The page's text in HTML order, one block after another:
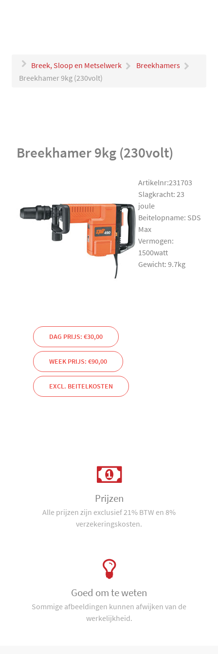
Breek, Sloop en Metselwerk
Breekhamers
Breekhamer 9kg (230volt)
Breekhamer 9kg (230volt)
Artikelnr:231703
Slagkracht: 23
joule
Beitelopname: SDS
Max
Vermogen:
1500watt
Gewicht: 9.7kg
DAG PRIJS: €30,00
WEEK PRIJS: €90,00
EXCL. BEITELKOSTEN
Prijzen
Alle prijzen zijn exclusief 21% BTW en 8%
verzekeringskosten.
Goed om te weten
Sommige afbeeldingen kunnen afwijken van de
werkelijkheid.